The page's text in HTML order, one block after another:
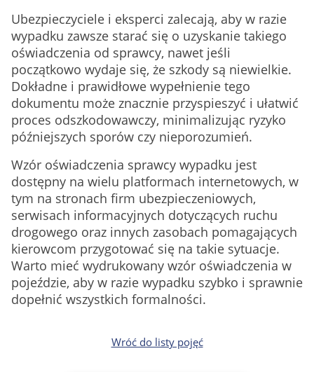
Ubezpieczyciele i eksperci zalecają, aby w razie
wypadku zawsze starać się o uzyskanie takiego
oświadczenia od sprawcy, nawet jeśli
początkowo wydaje się, że szkody są niewielkie.
Dokładne i prawidłowe wypełnienie tego
dokumentu może znacznie przyspieszyć i ułatwić
proces odszkodowawczy, minimalizując ryzyko
późniejszych sporów czy nieporozumień.
Wzór oświadczenia sprawcy wypadku jest
dostępny na wielu platformach internetowych, w
tym na stronach firm ubezpieczeniowych,
serwisach informacyjnych dotyczących ruchu
drogowego oraz innych zasobach pomagających
kierowcom przygotować się na takie sytuacje.
Warto mieć wydrukowany wzór oświadczenia w
pojeździe, aby w razie wypadku szybko i sprawnie
dopełnić wszystkich formalności.
Wróć do listy pojęć